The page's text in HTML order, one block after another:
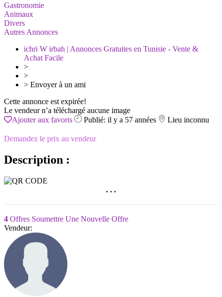
Gastronomie
Animaux
Divers
Autres Annonces
ichri W irbah | Annonces Gratuites en Tunisie - Vente &
Achat Facile
>
>
> Envoyer à un ami
Cette annonce est expirée!
Le vendeur n’a téléchargé aucune image
Ajouter aux favoris
Publié: il y a 57 années Lieu inconnu
Demandez le prix au vendeur
Description :
. . .
4 Offres Soumettre Une Nouvelle Offre
Vendeur: